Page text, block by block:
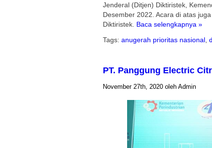
Jenderal (Ditjen) Diktiristek,
Desember 2022. Acara di atas
Diktiristek. Baca selengkapnya »
Tags: anugerah prioritas nasional
PT. Panggung Electric
November 27th, 2020 oleh Admin